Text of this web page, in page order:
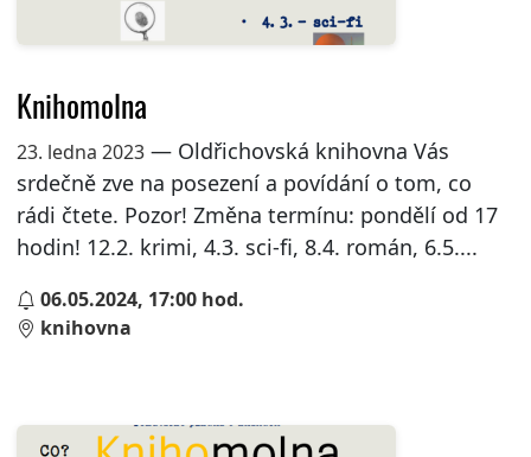
Knihomolna
23. ledna 2023— Oldřichovská knihovna Vás
srdečně zve na posezení a povídání o tom, co
rádi čtete. Pozor! Změna termínu: pondělí od 17
hodin! 12.2. krimi, 4.3. sci-fi, 8.4. román, 6.5....
06.05.2024, 17:00 hod.
knihovna